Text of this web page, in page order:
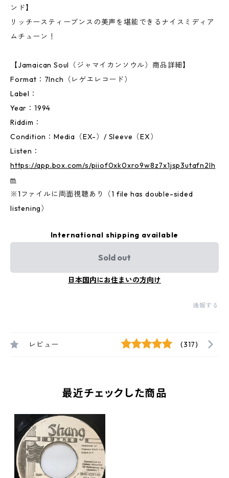
ンド】
リッチースティーブンスの美声を堪能できるナイスミディア
ムチューン！
【Jamaican Soul（ジャマイカンソウル）商品詳細】
Format：7Inch（レゲエレコード）
Label：
Year：1994
Riddim：
Condition：Media（EX-）/ Sleeve（EX）
Listen：
https://app.box.com/s/piiof0xk0xro9w8z7x1jsp3utafn2lh
m
※1ファイルに両面視聴あり（1 file has double-sided
listening）
International shipping available
Sold out
日本国内にお住まいの方向け
通報する
レビュー (317)
最近チェックした商品